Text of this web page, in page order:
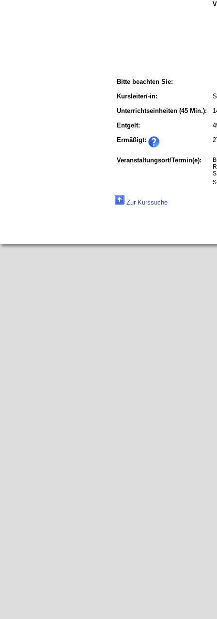
Bitte beachten Sie:
Kursleiter/-in:
Unterrichtseinheiten (45 Min.):
Entgelt:
Ermäßigt:
Veranstaltungsort/Termin(e):
Zur Kurssuche